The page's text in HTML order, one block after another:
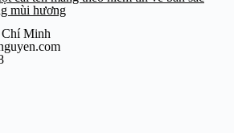
mùi hương
Minh